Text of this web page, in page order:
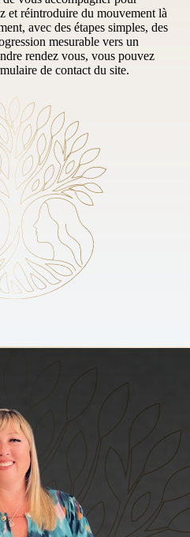
et réintroduire du mouvement là
avec des étapes simples, des
mesurable vers un
rendez vous, vous pouvez
de contact du site.